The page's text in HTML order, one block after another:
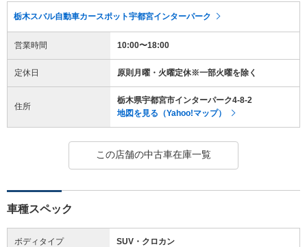
栃木スバル自動車カースポット宇都宮インターパーク
営業時間 10:00〜18:00
定休日 原則月曜・火曜定休※一部火曜を除く
住所
栃木県宇都宮市インターパーク4-8-2
地図を見る（Yahoo!マップ）
この店舗の中古車在庫一覧
車種スペック
ボディタイプ SUV・クロカン